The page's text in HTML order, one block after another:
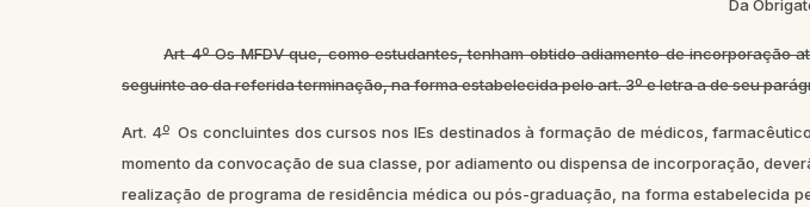
Da
Art 4º Os MFDV que, como estudantes, tenham obtido adiamento de
seguinte ao da referida terminação, na forma estabelecida pelo art. 3º e letra a de seu
Art. 4oOs concluintes dos cursos nos IEs destinados à formação de médicos,
momento da convocação de sua classe, por adiamento ou dispensa de incorporação,
realização de programa de residência médica ou pós-graduação, na forma estabelecida